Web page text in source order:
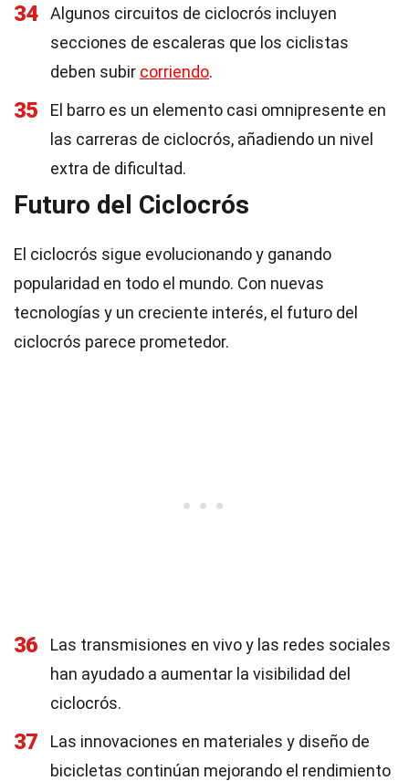
34
Algunos circuitos de ciclocrós incluyen
secciones de escaleras que los ciclistas
deben subir corriendo.
35
El barro es un elemento casi omnipresente en
las carreras de ciclocrós, añadiendo un nivel
extra de dificultad.
Futuro del Ciclocrós
El ciclocrós sigue evolucionando y ganando
popularidad en todo el mundo. Con nuevas
tecnologías y un creciente interés, el futuro del
ciclocrós parece prometedor.
36
Las transmisiones en vivo y las redes sociales
han ayudado a aumentar la visibilidad del
ciclocrós.
37
Las innovaciones en materiales y diseño de
bicicletas continúan mejorando el rendimiento